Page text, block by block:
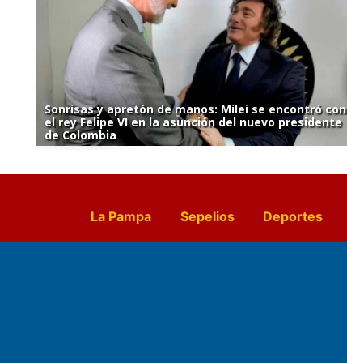
Sonrisas y apretón de manos: Milei se encontró con
el rey Felipe VI en la asunción del nuevo presidente
de Colombia
La Pampa Sepelios Deportes